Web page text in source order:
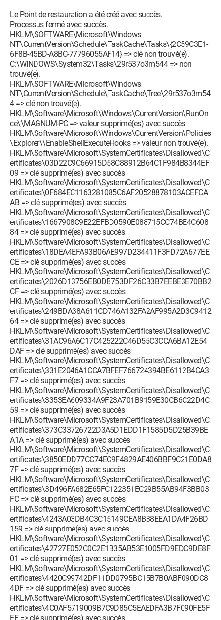
Le Point de restauration a été créé avec succès.
Processus fermé avec succès.
HKLM\SOFTWARE\Microsoft\Windows
NT\CurrentVersion\Schedule\TaskCache\Tasks\{2C59C3E1-
6F8B-45BD-A8BC-77796055AF14} => clé non trouvé(e).
C:\WINDOWS\System32\Tasks\29r537o3m544 => non
trouvé(e).
HKLM\SOFTWARE\Microsoft\Windows
NT\CurrentVersion\Schedule\TaskCache\Tree\29r537o3m54
4 => clé non trouvé(e).
HKLM\Software\Microsoft\Windows\CurrentVersion\RunOn
ce\\MAGNUM-PC => valeur supprimé(es) avec succès
HKLM\Software\Microsoft\Windows\CurrentVersion\Policies
\Explorer\\EnableShellExecuteHooks => valeur non trouvé(e).
HKLM\Software\Microsoft\SystemCertificates\Disallowed\C
ertificates\03D22C9C66915D58C88912B64C1F984B8344EF
09 => clé supprimé(es) avec succès
HKLM\Software\Microsoft\SystemCertificates\Disallowed\C
ertificates\0F684EC1163281085C6AF20528878103ACEFCA
AB => clé supprimé(es) avec succès
HKLM\Software\Microsoft\SystemCertificates\Disallowed\C
ertificates\1667908C9E22EFBD0590E088715CC74BE4C608
84 => clé supprimé(es) avec succès
HKLM\Software\Microsoft\SystemCertificates\Disallowed\C
ertificates\18DEA4EFA93B06AE997D234411F3FD72A677EE
CE => clé supprimé(es) avec succès
HKLM\Software\Microsoft\SystemCertificates\Disallowed\C
ertificates\2026D13756EB0DB753DF26CB3B7EEBE3E70BB2
CF => clé supprimé(es) avec succès
HKLM\Software\Microsoft\SystemCertificates\Disallowed\C
ertificates\249BDA38A611CD746A132FA2AF995A2D3C9412
64 => clé supprimé(es) avec succès
HKLM\Software\Microsoft\SystemCertificates\Disallowed\C
ertificates\31AC96A6C17C425222C46D55C3CCA6BA12E54
DAF => clé supprimé(es) avec succès
HKLM\Software\Microsoft\SystemCertificates\Disallowed\C
ertificates\331E2046A1CCA7BFEF766724394BE6112B4CA3
F7 => clé supprimé(es) avec succès
HKLM\Software\Microsoft\SystemCertificates\Disallowed\C
ertificates\3353EA609334A9F23A701B9159E30CB6C22D4C
59 => clé supprimé(es) avec succès
HKLM\Software\Microsoft\SystemCertificates\Disallowed\C
ertificates\373C33726722D3A5D1EDD1F1585D5D25B39BE
A1A => clé supprimé(es) avec succès
HKLM\Software\Microsoft\SystemCertificates\Disallowed\C
ertificates\3850EDD77CC74EC9F4829AE406BBF9C21E0DA8
7F => clé supprimé(es) avec succès
HKLM\Software\Microsoft\SystemCertificates\Disallowed\C
ertificates\3D496FA682E65FC122351EC29B55AB94F3BB03
FC => clé supprimé(es) avec succès
HKLM\Software\Microsoft\SystemCertificates\Disallowed\C
ertificates\4243A03DB4C3C15149CEA8B38EEA1DA4F26BD
159 => clé supprimé(es) avec succès
HKLM\Software\Microsoft\SystemCertificates\Disallowed\C
ertificates\42727E052C0C2E1B35AB53E1005FD9EDC9DE8F
01 => clé supprimé(es) avec succès
HKLM\Software\Microsoft\SystemCertificates\Disallowed\C
ertificates\4420C99742DF11DD0795BC15B7B0ABF090DC8
4DF => clé supprimé(es) avec succès
HKLM\Software\Microsoft\SystemCertificates\Disallowed\C
ertificates\4C0AF5719009B7C9D85C5EAEDFA3B7F090FE5F
FF => clé supprimé(es) avec succès